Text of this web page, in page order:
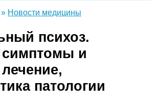
» Новости медицины
психоз.
и
патологии